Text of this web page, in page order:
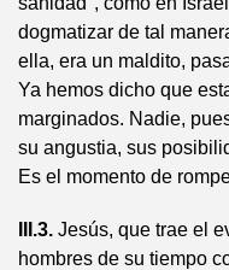
dogmatizar de tal
ella, era un maldito,
Ya hemos dicho que
marginados. Nadie,
su angustia, sus
Es el momento de
III.3. Jesús, que trae el
hombres de su tiempo